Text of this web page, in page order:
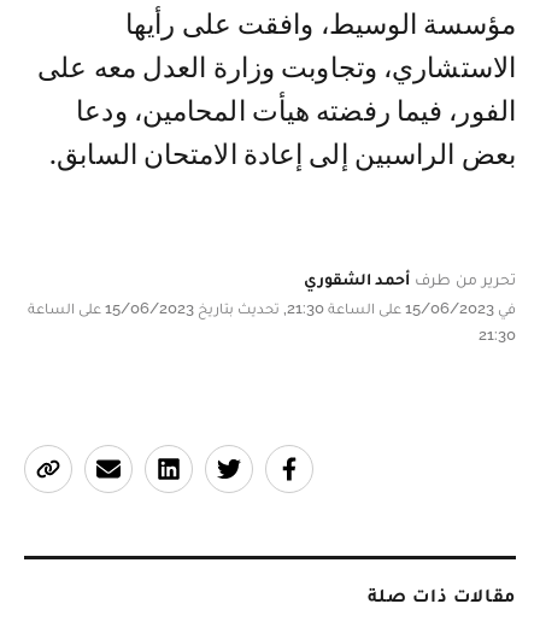
مؤسسة الوسيط، وافقت على رأيها
الاستشاري، وتجاوبت وزارة العدل معه على
الفور، فيما رفضته هيأت المحامين، ودعا
بعض الراسبين إلى إعادة الامتحان السابق.
تحرير من طرف أحمد الشقوري
في 15/06/2023 على الساعة 21:30, تحديث بتاريخ 15/06/2023 على الساعة
21:30
مقالات ذات صلة